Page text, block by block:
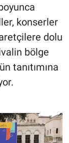
konserler
dolu
bölge
tanıtımına